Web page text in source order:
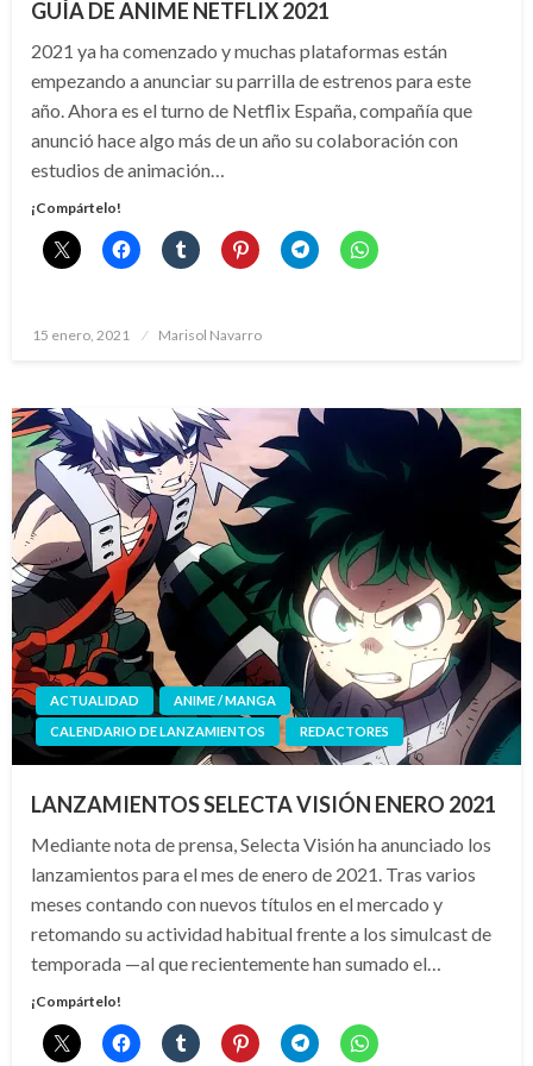
GUÍA DE ANIME NETFLIX 2021
2021 ya ha comenzado y muchas plataformas están
empezando a anunciar su parrilla de estrenos para este
año. Ahora es el turno de Netflix España, compañía que
anunció hace algo más de un año su colaboración con
estudios de animación…
¡Compártelo!
Publicado
15 enero, 2021 Marisol Navarro
ACTUALIDAD
ANIME / MANGA
CALENDARIO DE LANZAMIENTOS
REDACTORES
LANZAMIENTOS SELECTA VISIÓN ENERO 2021
Mediante nota de prensa, Selecta Visión ha anunciado los
lanzamientos para el mes de enero de 2021. Tras varios
meses contando con nuevos títulos en el mercado y
retomando su actividad habitual frente a los simulcast de
temporada —al que recientemente han sumado el…
¡Compártelo!